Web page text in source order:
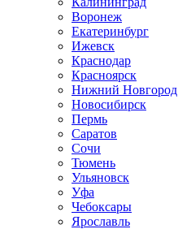
Воронеж
Екатеринбург
Ижевск
Краснодар
Красноярск
Нижний Новгород
Новосибирск
Пермь
Саратов
Сочи
Тюмень
Ульяновск
Уфа
Чебоксары
Ярославль